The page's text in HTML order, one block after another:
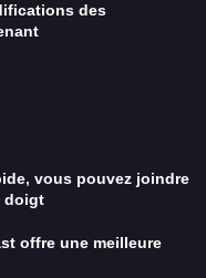
des
vous pouvez joindre
doigt
offre une meilleure